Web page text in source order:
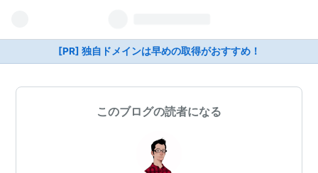
[PR] 独自ドメインは早めの取得がおすすめ！
このブログの読者になる